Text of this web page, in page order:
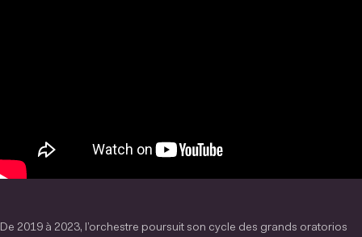
De 2019 à 2023, l’orchestre poursuit son cycle des grands oratorios